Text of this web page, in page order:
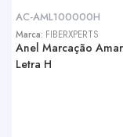
AC-AML100000H
Marca: FIBERXPERTS
Anel Marcação
Letra H